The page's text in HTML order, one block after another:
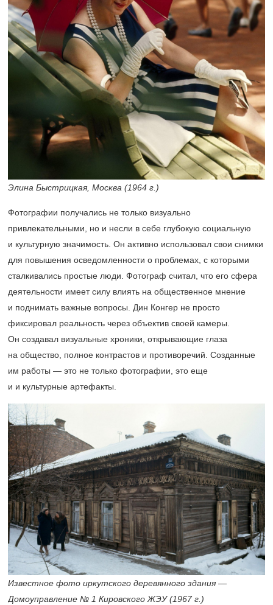
Элина Быстрицкая, Москва (1964 г.)
Фотографии получались не только визуально
привлекательными, но и несли в себе глубокую социальную
и культурную значимость. Он активно использовал свои снимки
для повышения осведомленности о проблемах, с которыми
сталкивались простые люди. Фотограф считал, что его сфера
деятельности имеет силу влиять на общественное мнение
и поднимать важные вопросы.
Дин Конгер не просто
фиксировал реальность через объектив своей камеры.
Он создавал визуальные хроники, открывающие глаза
на общество, полное контрастов и противоречий. Созданные
им работы — это не только фотографии, это еще
и и культурные артефакты.
Известное фото иркутского деревянного здания —
Домоуправление № 1 Кировского ЖЭУ (1967 г.)